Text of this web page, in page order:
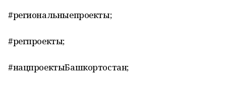
#региональныепроекты;
#регпроекты;
#нацпроектыБашкортостан;